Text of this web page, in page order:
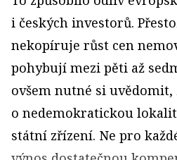
i českých investorů.
nekopíruje růst cen
pohybují mezi pěti až
ovšem nutné si uvědomit,
o nedemokratickou
státní zřízení. Ne pro